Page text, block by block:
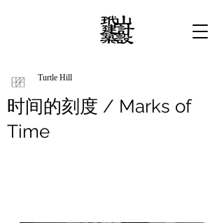
时间的刻度 / Marks of
Time
Turtle Hill